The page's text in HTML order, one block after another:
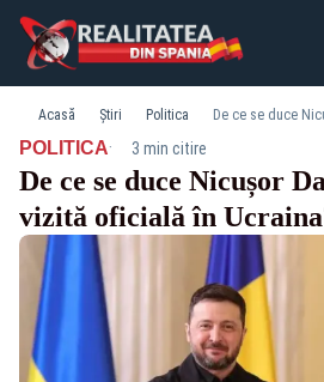
Acasă Știri Politica
POLITICA· 3 min citire
De ce se duce Nicușor
vizită oficială în